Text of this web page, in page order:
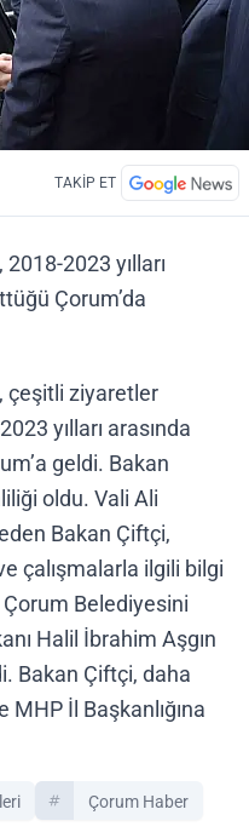
TAKİP ET
2023 yılları
Çorum’da
çeşitli ziyaretler
yılları arasında
geldi. Bakan
oldu. Vali Ali
Bakan Çiftçi,
çalışmalarla ilgili bilgi
Belediyesini
Halil İbrahim Aşgın
Bakan Çiftçi, daha
MHP İl Başkanlığına
Çorum Haber